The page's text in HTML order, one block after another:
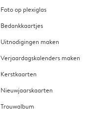
Foto op plexiglas
Bedankkaartjes
Uitnodigingen maken
Verjaardagskalenders maken
Kerstkaarten
Nieuwjaarskaarten
Trouwalbum